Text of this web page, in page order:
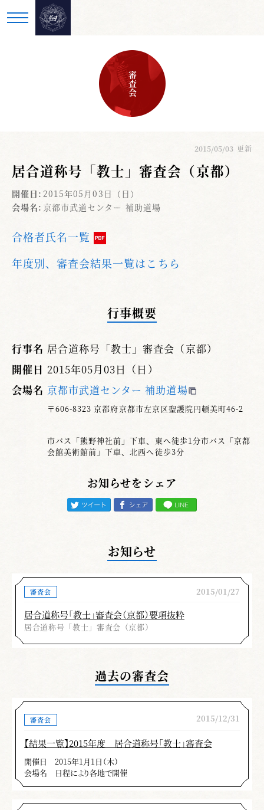
審査会
2015/05/03 更新
居合道称号「教士」審査会（京都）
開催日: 2015年05月03日（日）
会場名: 京都市武道センター 補助道場
合格者氏名一覧
年度別、審査会結果一覧はこちら
行事概要
行事名 居合道称号「教士」審査会（京都）
開催日 2015年05月03日（日）
会場名 京都市武道センター 補助道場
〒606-8323 京都府京都市左京区聖護院円頓美町46-2
市バス「熊野神社前」下車、東へ徒歩1分市バス「京都
会館美術館前」下車、北西へ徒歩3分
お知らせをシェア
お知らせ
審査会 2015/01/27
居合道称号「教士」審査会（京都）要項抜粋
居合道称号「教士」審査会（京都）
過去の審査会
審査会 2015/12/31
【結果一覧】2015年度 居合道称号「教士」審査会
開催日
2015年1月1日（木）
会場名
日程により各地で開催